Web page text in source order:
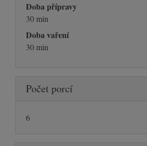
Doba přípravy
30 min
Doba vaření
30 min
Počet porcí
6